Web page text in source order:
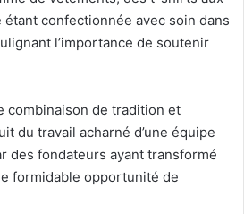
confectionnée avec soin dans
l’importance de soutenir
combinaison de tradition et
du travail acharné d’une équipe
des fondateurs ayant transformé
formidable opportunité de